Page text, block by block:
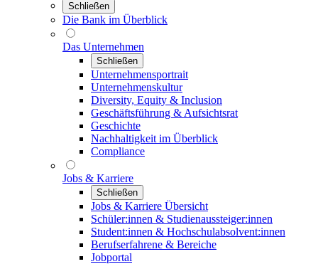
Schließen
Die Bank im Überblick
Das Unternehmen
Schließen
Unternehmensportrait
Unternehmenskultur
Diversity, Equity & Inclusion
Geschäftsführung & Aufsichtsrat
Geschichte
Nachhaltigkeit im Überblick
Compliance
Jobs & Karriere
Schließen
Jobs & Karriere Übersicht
Schüler:innen & Studienaussteiger:innen
Student:innen & Hochschulabsolvent:innen
Berufserfahrene & Bereiche
Jobportal